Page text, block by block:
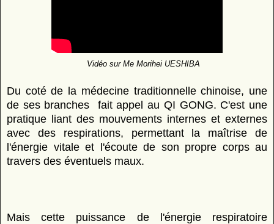
Vidéo sur Me Morihei UESHIBA
Du coté de la médecine traditionnelle chinoise, une
de ses branches fait appel au QI GONG. C'est une
pratique liant des mouvements internes et externes
avec des respirations, permettant la maîtrise de
l'énergie vitale et l'écoute de son propre corps au
travers des éventuels maux.
Mais cette puissance de l'énergie respiratoire